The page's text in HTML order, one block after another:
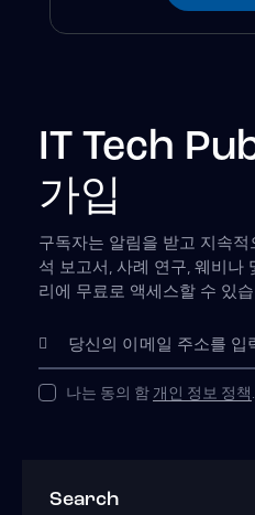
IT Tech
가입
구독자는 알림을 받고 지속
석 보고서, 사례 연구, 웨비나
리에 무료로 액세스할 수 있
나는 동의 함 개인 정보 정책.
Search